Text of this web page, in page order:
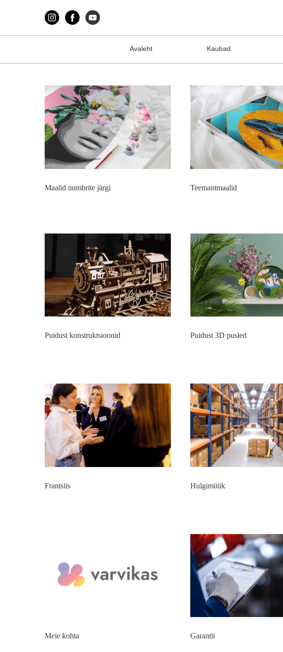
Avaleht Kaubad
Maalid numbrite järgi Teemantmaalid
Puidust konstruktsioonid Puidust 3D pusled
Frantsiis Hulgimüük
Meie kohta Garantii